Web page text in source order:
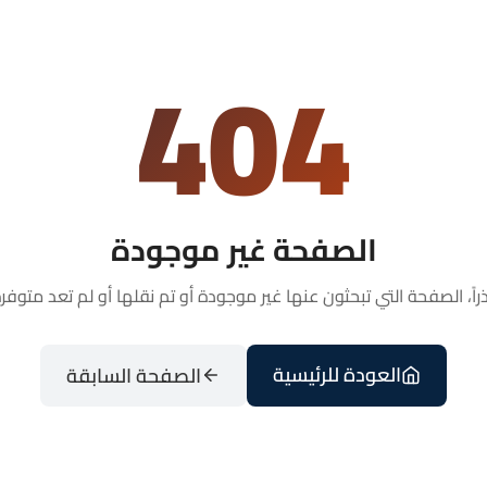
404
الصفحة غير موجودة
الصفحة التي تبحثون عنها غير موجودة أو تم نقلها أو لم تعد
العودة للرئيسية الصفحة السابقة